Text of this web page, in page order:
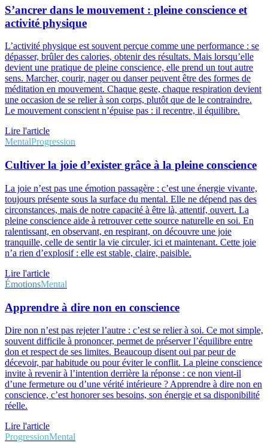
S’ancrer dans le mouvement : pleine conscience et
activité physique
L’activité physique est souvent perçue comme une performance : se
dépasser, brûler des calories, obtenir des résultats. Mais lorsqu’elle
devient une pratique de pleine conscience, elle prend un tout autre
sens. Marcher, courir, nager ou danser peuvent être des formes de
méditation en mouvement. Chaque geste, chaque respiration devient
une occasion de se relier à son corps, plutôt que de le contraindre.
Le mouvement conscient n’épuise pas : il recentre, il équilibre.
Lire l'article
MentalProgression
Cultiver la joie d’exister grâce à la pleine conscience
La joie n’est pas une émotion passagère : c’est une énergie vivante,
toujours présente sous la surface du mental. Elle ne dépend pas des
circonstances, mais de notre capacité à être là, attentif, ouvert. La
pleine conscience aide à retrouver cette source naturelle en soi. En
ralentissant, en observant, en respirant, on découvre une joie
tranquille, celle de sentir la vie circuler, ici et maintenant. Cette joie
n’a rien d’explosif : elle est stable, claire, paisible.
Lire l'article
ÉmotionsMental
Apprendre à dire non en conscience
Dire non n’est pas rejeter l’autre : c’est se relier à soi. Ce mot simple,
souvent difficile à prononcer, permet de préserver l’équilibre entre
don et respect de ses limites. Beaucoup disent oui par peur de
décevoir, par habitude ou pour éviter le conflit. La pleine conscience
invite à revenir à l’intention derrière la réponse : ce non vient-il
d’une fermeture ou d’une vérité intérieure ? Apprendre à dire non en
conscience, c’est honorer ses besoins, son énergie et sa disponibilité
réelle.
Lire l'article
ProgressionMental